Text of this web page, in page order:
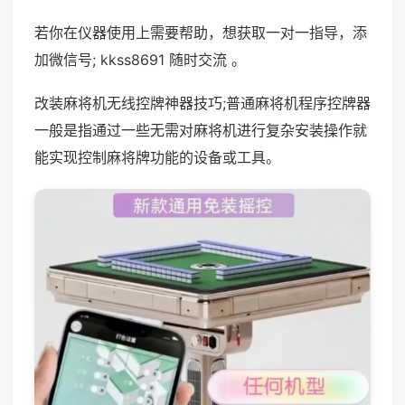
若你在仪器使用上需要帮助，想获取一对一指导，添
加微信号; kkss8691 随时交流 。
改装麻将机无线控牌神器技巧;普通麻将机程序控牌器
一般是指通过一些无需对麻将机进行复杂安装操作就
能实现控制麻将牌功能的设备或工具。